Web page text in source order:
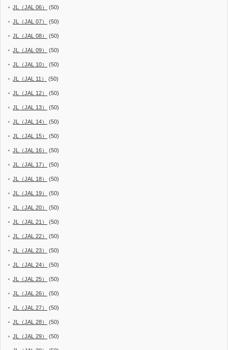
JL（JAL 06） (50)
JL（JAL 07） (50)
JL（JAL 08） (50)
JL（JAL 09） (50)
JL（JAL 10） (50)
JL（JAL 11） (50)
JL（JAL 12） (50)
JL（JAL 13） (50)
JL（JAL 14） (50)
JL（JAL 15） (50)
JL（JAL 16） (50)
JL（JAL 17） (50)
JL（JAL 18） (50)
JL（JAL 19） (50)
JL（JAL 20） (50)
JL（JAL 21） (50)
JL（JAL 22） (50)
JL（JAL 23） (50)
JL（JAL 24） (50)
JL（JAL 25） (50)
JL（JAL 26） (50)
JL（JAL 27） (50)
JL（JAL 28） (50)
JL（JAL 29） (50)